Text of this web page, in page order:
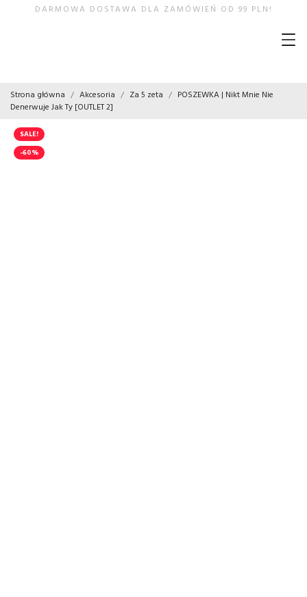
DARMOWA DOSTAWA DLA ZAMÓWIEŃ OD 99 PLN!
Strona główna Akcesoria Za 5 zeta
POSZEWKA | Nikt Mnie Nie
Denerwuje Jak Ty [OUTLET 2]
SALE!
-60%